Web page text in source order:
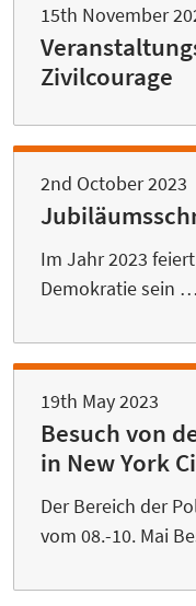
15th November
Zivilcourage
2nd October 2023
Im Jahr 2023
Demokratie sein …
19th May 2023
Besuch von
in New York
Der Bereich der
vom 08.-10. Mai